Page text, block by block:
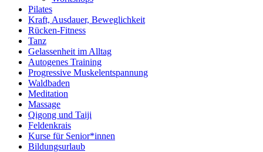
Pilates
Kraft, Ausdauer, Beweglichkeit
Rücken-Fitness
Tanz
Gelassenheit im Alltag
Autogenes Training
Progressive Muskelentspannung
Waldbaden
Meditation
Massage
Qigong und Taiji
Feldenkrais
Kurse für Senior*innen
Bildungsurlaub